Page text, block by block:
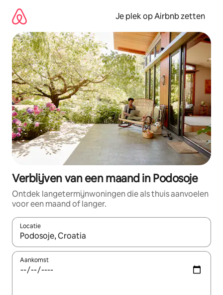
direct
naar
inhoud
Je plek op Airbnb zetten
Verblijven van een maand in Podosoje
Ontdek langetermijnwoningen die als thuis aanvoelen
voor een maand of langer.
Locatie
Wanneer er resultaten beschikbaar zijn, maak je een keuze
Aankomst